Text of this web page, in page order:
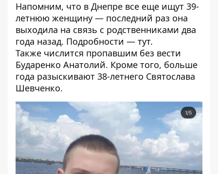
Напомним, что в Днепре все еще ищут 39-
летнюю женщину — последний раз она
выходила на связь с родственниками два
года назад. Подробности — тут.
Также числится пропавшим без вести
Бударенко Анатолий. Кроме того, больше
года разыскивают 38-летнего Святослава
Шевченко.